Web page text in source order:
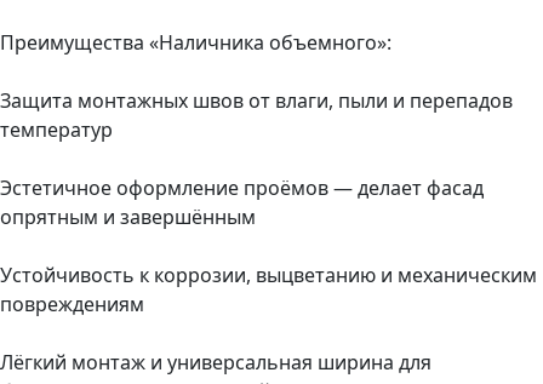
Преимущества «Наличника объемного»:
Защита монтажных швов от влаги, пыли и перепадов
температур
Эстетичное оформление проёмов — делает фасад
опрятным и завершённым
Устойчивость к коррозии, выцветанию и механическим
повреждениям
Лёгкий монтаж и универсальная ширина для